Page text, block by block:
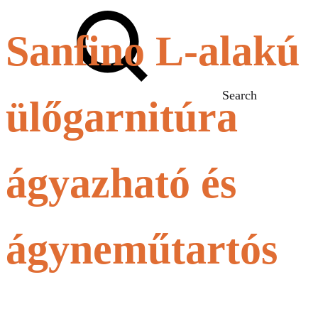
Search
Sanfino L-alakú
ülőgarnitúra
ágyazható és
ágyneműtartós